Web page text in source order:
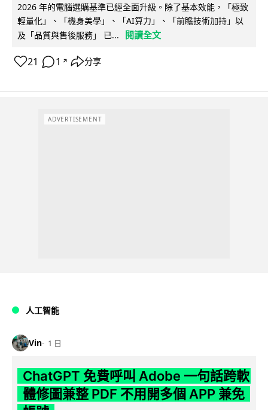
2026 年的電腦選購基準已經全面升級。除了基本效能，「極致
輕量化」、「機身美學」、「AI算力」、「前瞻技術加持」以
及「品質與售後服務」 已...
閱讀全文
21 1 ↗ 分享
ADVERTISEMENT
人工智能
Vin 1 日
ChatGPT 免費呼叫 Adobe 一句話跨軟
體修圖兼整 PDF 不用開多個 APP 兼免